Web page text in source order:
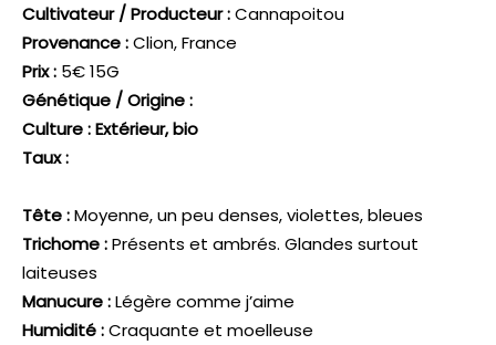
Cultivateur / Producteur :Cannapoitou
Provenance :Clion, France
Prix : 5€ 15G
Génétique / Origine :
Culture : Extérieur, bio
Taux :
Tête :Moyenne, un peu denses, violettes, bleues
Trichome :Présents et ambrés. Glandes surtout
laiteuses
Manucure :Légère comme j’aime
Humidité :Craquante et moelleuse